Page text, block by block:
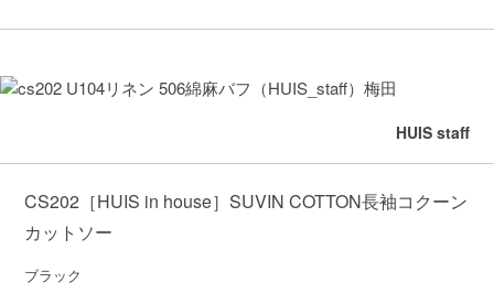
HUIS staff
CS202［HUIS in house］SUVIN COTTON長袖コクーン
カットソー
ブラック